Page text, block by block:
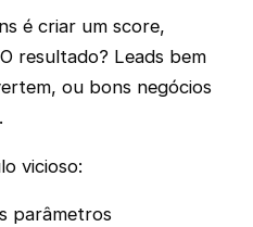
é criar um score,
resultado? Leads bem
ou bons negócios
vicioso:
parâmetros